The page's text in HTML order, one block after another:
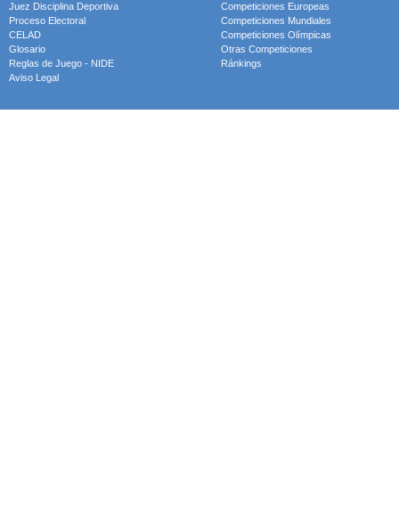
Juez Disciplina Deportiva
Proceso Electoral
CELAD
Glosario
Reglas de Juego - NIDE
Aviso Legal
Competiciones Europeas
Competiciones Mundiales
Competiciones Olímpicas
Otras Competiciones
Ránkings